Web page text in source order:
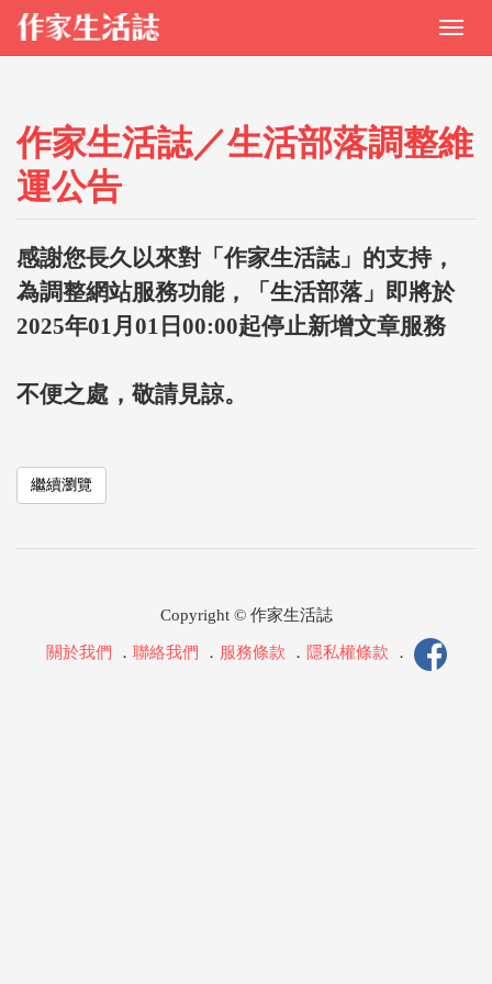
作家生活誌／生活部落調整維
運公告
感謝您長久以來對「作家生活誌」的支持，
為調整網站服務功能，「生活部落」即將於
2025年01月01日00:00起停止新增文章服務
不便之處，敬請見諒。
繼續瀏覽
Copyright © 作家生活誌
關於我們 ． 聯絡我們 ． 服務條款 ． 隱私權條款 ．